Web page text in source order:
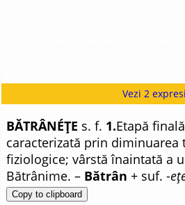
Vezi 2
BĂTRÂNÉȚE s. f. 1.Etapă
caracterizată prin
fiziologice; vârstă înaintată a
Bătrânime. – Bătrân + suf. -
Copy to clipboard